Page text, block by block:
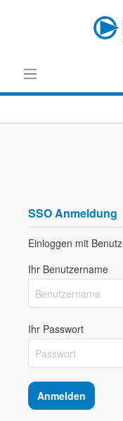
SSO Anmeldung
Einloggen mit
Ihr Benutzername
Ihr Passwort
Anmelden